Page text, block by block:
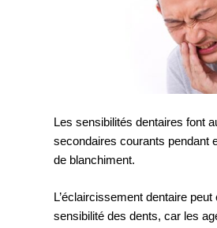
Les sensibilités dentaires font
secondaires courants pendant
de blanchiment.
L’éclaircissement dentaire
sensibilité des dents, car les